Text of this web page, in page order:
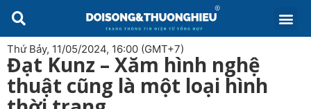
Thứ Bảy, 11/05/2024, 16:00 (GMT+7)
Đạt Kunz – Xăm hình nghệ
thuật cũng là một loại hình